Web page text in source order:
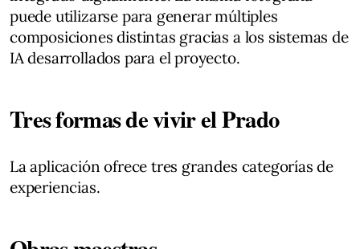
puede utilizarse para generar múltiples
composiciones distintas gracias a los sistemas de
IA desarrollados para el proyecto.
Tres formas de vivir el Prado
La aplicación ofrece tres grandes categorías de
experiencias.